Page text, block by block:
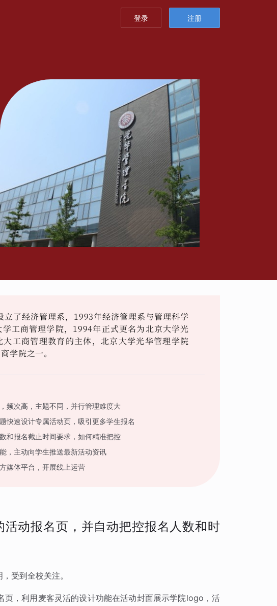
登录 注册
立了经济管理系，1993年经济管理系与管理科学
工商管理学院，1994年正式更名为北京大学光
工商管理教育的主体，北京大学光华管理学院
学院之一。
频次高，主题不同，并行管理难度大
快速设计专属活动页，吸引更多学生报名
和报名截止时间要求，如何精准把控
，主动向学生推送最新活动资讯
媒体平台，开展线上运营
动报名页，并自动把控报名人数和时
受到全校关注。
，利用麦客灵活的设计功能在活动封面展示学院logo，活